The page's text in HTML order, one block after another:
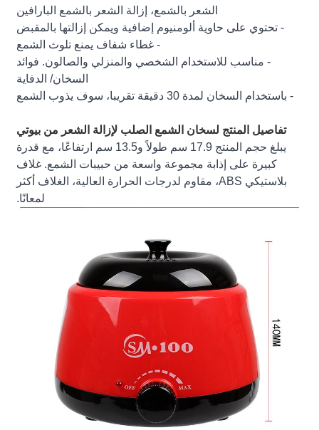
الشعر بالشمع، إزالة الشعر بالشمع البارافين
- تحتوي على حاوية ألومنيوم إضافية ويمكن إزالتها بالمقبض
- غطاء شفاف يمنع تلوث الشمع
- مناسب للاستخدام الشخصي والمنزلي والصالون. فوائد
السخان/ الدفاية
- باستخدام السخان لمدة 30 دقيقة تقريبا، سوف يذوب الشمع
تفاصيل المنتج لسخان الشمع الصلب لإزالة الشعر من بيوتي
يبلغ حجم المنتج 17.9 سم طولاً و13.5 سم ارتفاعًا، مع قدرة
كبيرة على إذابة مجموعة واسعة من حبيبات الشمع. غلاف
بلاستيكي ABS، مقاوم لدرجات الحرارة العالية، الغلاف أكثر
لمعانًا.